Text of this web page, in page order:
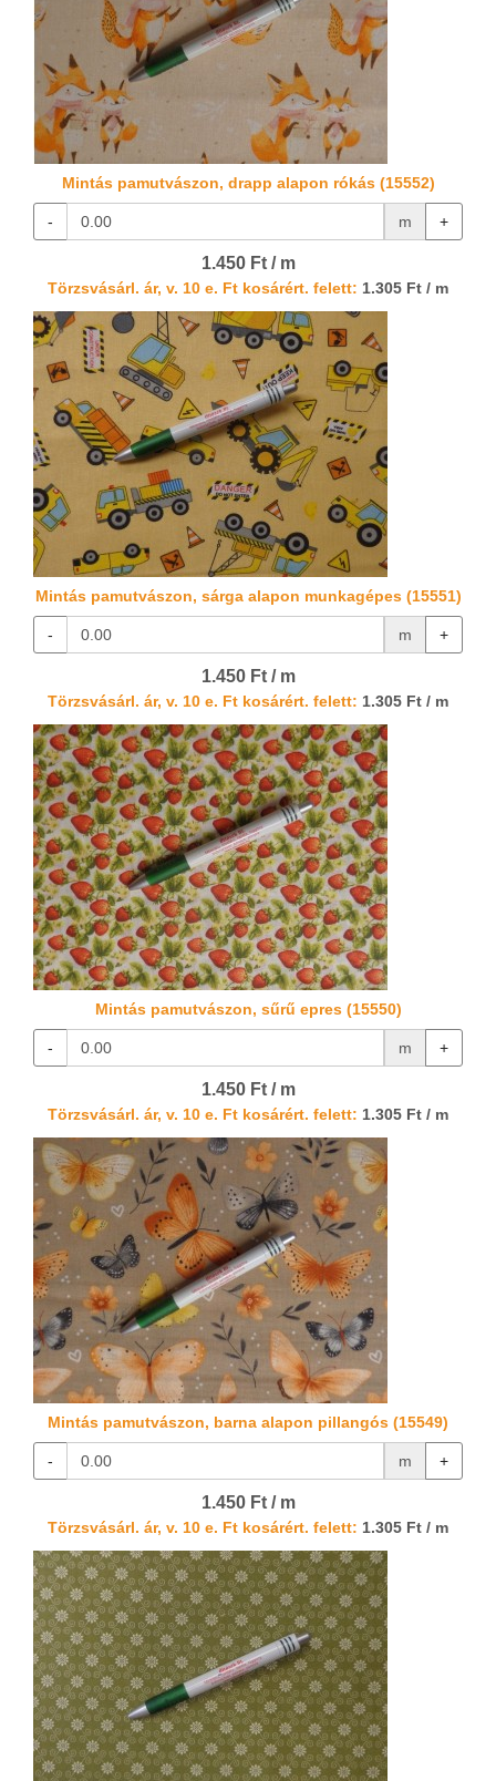
Mintás pamutvászon, drapp alapon rókás (15552)
- m +
1.450 Ft / m
Törzsvásárl. ár, v. 10 e. Ft kosárért. felett: 1.305 Ft / m
Mintás pamutvászon, sárga alapon munkagépes (15551)
- m +
1.450 Ft / m
Törzsvásárl. ár, v. 10 e. Ft kosárért. felett: 1.305 Ft / m
Mintás pamutvászon, sűrű epres (15550)
- m +
1.450 Ft / m
Törzsvásárl. ár, v. 10 e. Ft kosárért. felett: 1.305 Ft / m
Mintás pamutvászon, barna alapon pillangós (15549)
- m +
1.450 Ft / m
Törzsvásárl. ár, v. 10 e. Ft kosárért. felett: 1.305 Ft / m